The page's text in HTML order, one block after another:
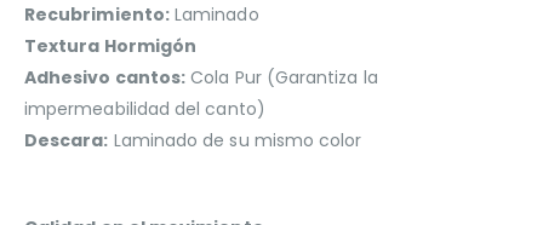
Recubrimiento:Laminado
Textura Hormigón
Adhesivo cantos: Cola Pur (Garantiza la
impermeabilidad del canto)
Descara: Laminado de su mismo color